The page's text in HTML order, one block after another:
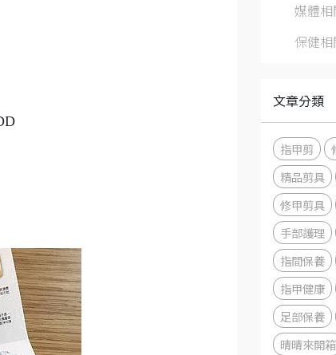
媒體相
保健相
文章分類
指甲剪
精品剪具
修甲剪具
手部護理
指間保養
指甲健康
足部保養
晴晴來開箱